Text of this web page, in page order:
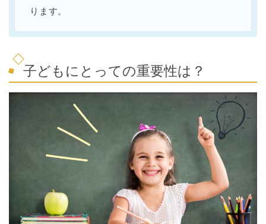
ります。
子どもにとっての重要性は？